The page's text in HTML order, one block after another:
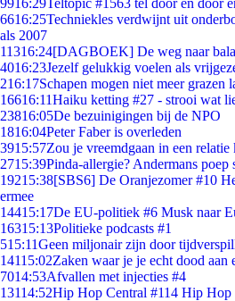
9916:29Teltopic #1563 tel door en door
6616:25Techniekles verdwijnt uit
als 2007
11316:24[DAGBOEK] De weg naar
4016:23Jezelf gelukkig voelen als
216:17Schapen mogen niet meer grazen
16616:11Haiku ketting #27 - strooi wat
23816:05De bezuinigingen bij de NPO
1816:04Peter Faber is overleden
3915:57Zou je vreemdgaan in een relatie
2715:39Pinda-allergie? Andermans poep
19215:38[SBS6] De Oranjezomer #10
ermee
14415:17De EU-politiek #6 Musk naar
16315:13Politieke podcasts #1
515:11Geen miljonair zijn door
14115:02Zaken waar je je echt dood aan
7014:53Afvallen met injecties #4
13114:52Hip Hop Central #114 Hip Hop